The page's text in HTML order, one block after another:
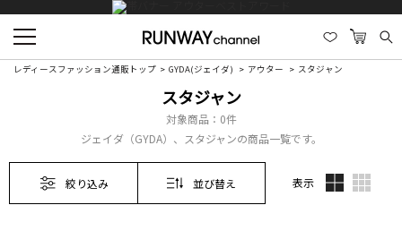
レディースファッション通販トップ GYDA(ジェイダ) アウター スタジャン
スタジャン
対象商品： 0件
ジェイダ（GYDA）、スタジャンの商品一覧です。
絞り込み 並び替え 表示